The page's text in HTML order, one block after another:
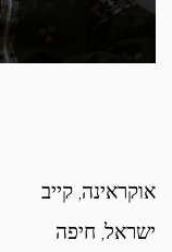
אוקראינה, קייב
ישראל, חיפה